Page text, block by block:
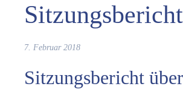
7. Februar 2018
Sitzungsbericht